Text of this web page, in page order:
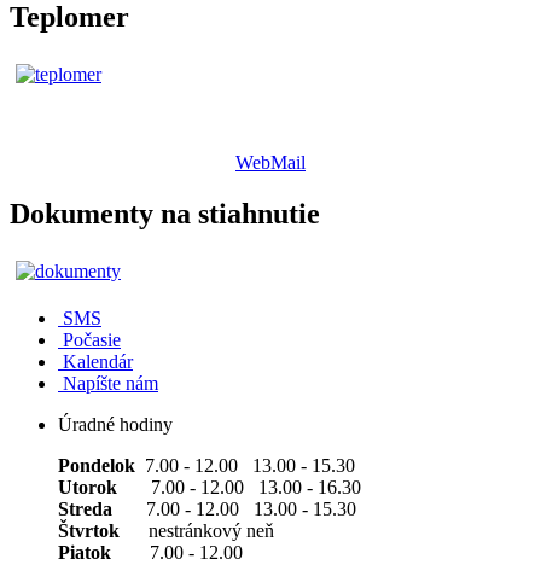
Teplomer
WebMail
Dokumenty na stiahnutie
SMS
Počasie
Kalendár
Napíšte nám
Úradné hodiny
Pondelok 7.00 - 12.00 13.00 - 15.30
Utorok
7.00 - 12.00 13.00 - 16.30
Streda 7.00 - 12.00 13.00 - 15.30
Štvrtok
nestránkový neň
Piatok 7.00 - 12.00